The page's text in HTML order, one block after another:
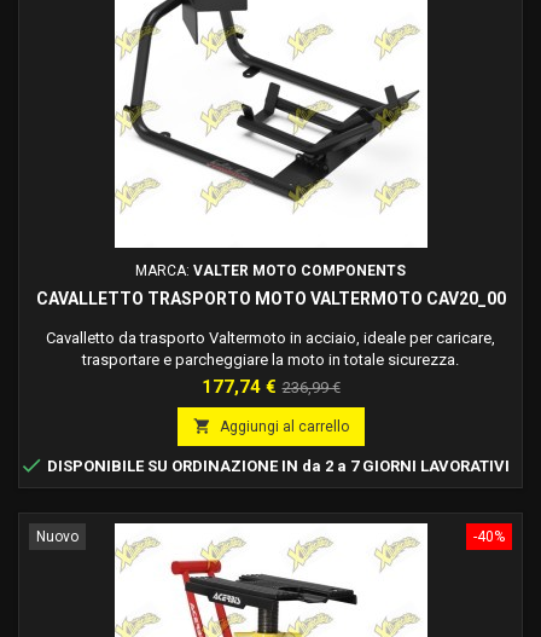
MARCA: VALTER MOTO COMPONENTS
CAVALLETTO TRASPORTO MOTO VALTERMOTO CAV20_00
Cavalletto da trasporto Valtermoto in acciaio, ideale per caricare,
trasportare e parcheggiare la moto in totale sicurezza.
Prezzo
177,74 € Prezzo
base
236,99 €
 Aggiungi al carrello
 DISPONIBILE SU ORDINAZIONE IN da 2 a 7 GIORNI LAVORATIVI
-40%
Nuovo